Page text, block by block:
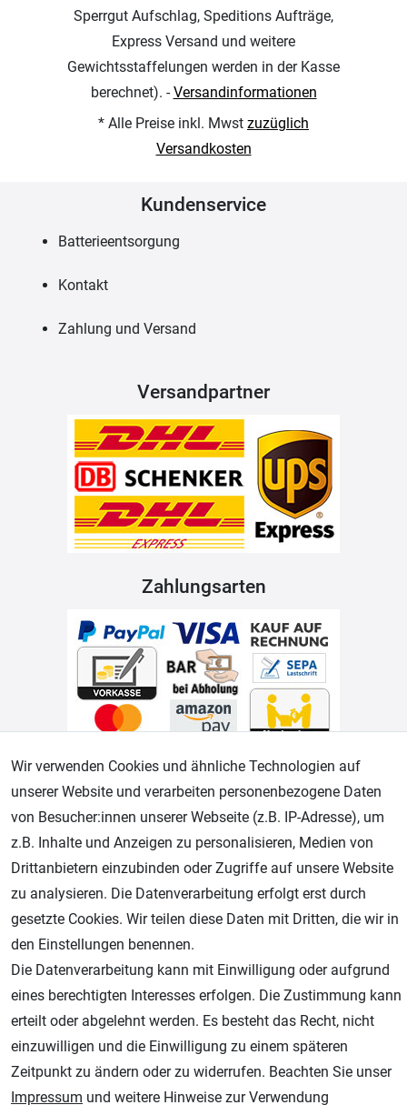
Sperrgut Aufschlag, Speditions Aufträge,
Express Versand und weitere
Gewichtsstaffelungen werden in der Kasse
berechnet). -Versandinformationen
* Alle Preise inkl. Mwst zuzüglich
Versandkosten
Kundenservice
Batterieentsorgung
Kontakt
Zahlung und Versand
Versandpartner
Zahlungsarten
Geprüfter Shop
Unsere weiteren Shops:
Schmincke-City.de
Schmincke Künstlerfarben das Gesamtsortiment
Wir verwenden Cookies und ähnliche Technologien auf
unserer Website und verarbeiten personenbezogene Daten
von Besucher:innen unserer Webseite (z.B. IP-Adresse), um
z.B. Inhalte und Anzeigen zu personalisieren, Medien von
Drittanbietern einzubinden oder Zugriffe auf unsere Website
zu analysieren. Die Datenverarbeitung erfolgt erst durch
gesetzte Cookies. Wir teilen diese Daten mit Dritten, die wir in
den Einstellungen benennen.
Die Datenverarbeitung kann mit Einwilligung oder aufgrund
eines berechtigten Interesses erfolgen. Die Zustimmung kann
erteilt oder abgelehnt werden. Es besteht das Recht, nicht
einzuwilligen und die Einwilligung zu einem späteren
Zeitpunkt zu ändern oder zu widerrufen. Beachten Sie unser
Impressum und weitere Hinweise zur Verwendung